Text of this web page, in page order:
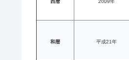
西暦 2009年
和暦 平成21年